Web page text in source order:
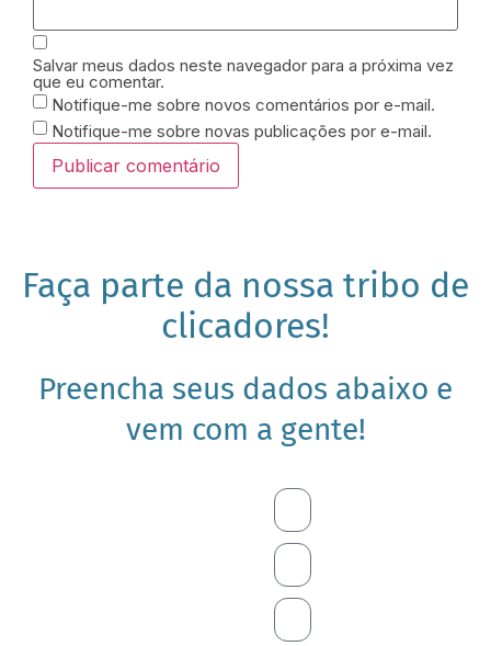
Salvar meus dados neste navegador para a próxima vez
que eu comentar.
Notifique-me sobre novos comentários por e-mail.
Notifique-me sobre novas publicações por e-mail.
Faça parte da nossa tribo de
clicadores!
Preencha seus dados abaixo e
vem com a gente!